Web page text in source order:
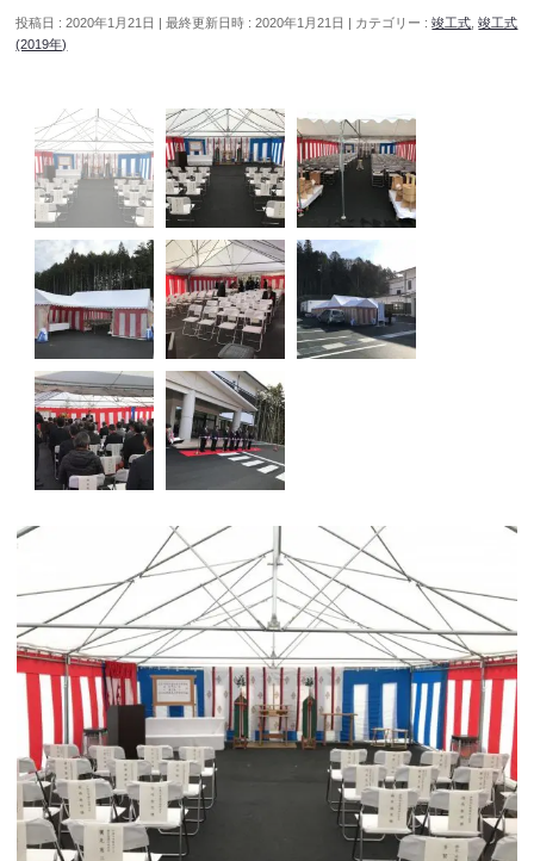
投稿日 : 2020年1月21日 最終更新日時 : 2020年1月21日 カテゴリー :竣工式 ,竣工式
(2019年)